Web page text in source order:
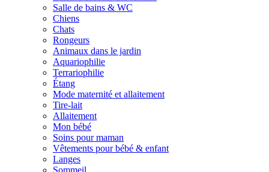
Salle de bains & WC
Chiens
Chats
Rongeurs
Animaux dans le jardin
Aquariophilie
Terrariophilie
Étang
Mode maternité et allaitement
Tire-lait
Allaitement
Mon bébé
Soins pour maman
Vêtements pour bébé & enfant
Langes
Sommeil